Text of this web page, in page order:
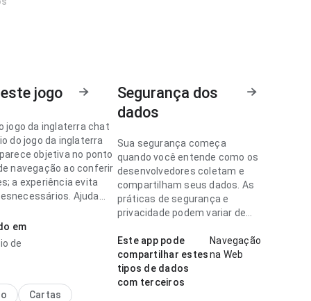
jogo
jogo da inglaterra chat
do jogo da inglaterra
objetiva no ponto
navegação ao conferir
a experiência evita
Ajuda
jogo da inglaterra chat
com apps parecidos;
em
de
Cartas
Segurança dos
dados
Sua segurança começa
quando você entende como os
desenvolvedores coletam e
compartilham seus dados. As
práticas de segurança e
privacidade podem variar de
idade.
Este app pode
compartilhar estes
tipos de dados
com terceiros
Navegação
na Web